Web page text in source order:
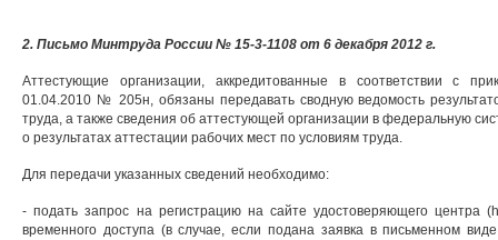
2. Письмо Минтруда России № 15-3-1108 от 6 декабря 2012 г.
Аттестующие организации, аккредитованные в соответствии с
01.04.2010 № 205н, обязаны передавать сводную ведомость
труда, а также сведения об аттестующей организации в федеральную
о результатах аттестации рабочих мест по условиям труда.
Для передачи указанных сведений необходимо:
- подать запрос на регистрацию на сайте удостоверяющего центра
временного доступа (в случае, если подана заявка в письменном